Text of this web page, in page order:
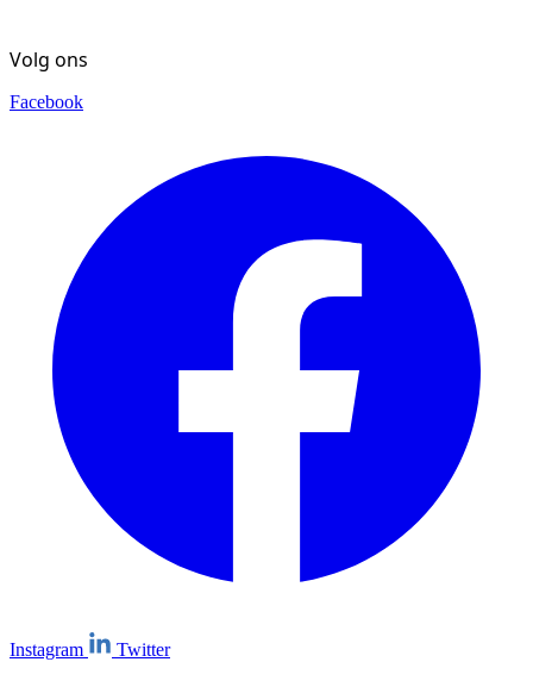
Volg ons
Facebook
Instagram Twitter